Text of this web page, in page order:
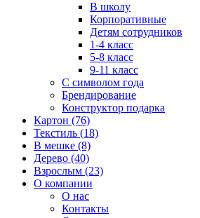
В школу
Корпоративные
Детям сотрудников
1-4 класс
5-8 класс
9-11 класс
С символом года
Брендирование
Конструктор подарка
Картон (76)
Текстиль (18)
В мешке (8)
Дерево (40)
Взрослым (23)
О компании
О нас
Контакты